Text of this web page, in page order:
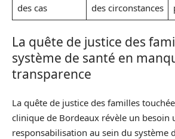
des cas
des circonstances
La quête de justice des
système de santé en
transparence
La quête de justice des familles
clinique de Bordeaux révèle un besoin
responsabilisation au sein du système